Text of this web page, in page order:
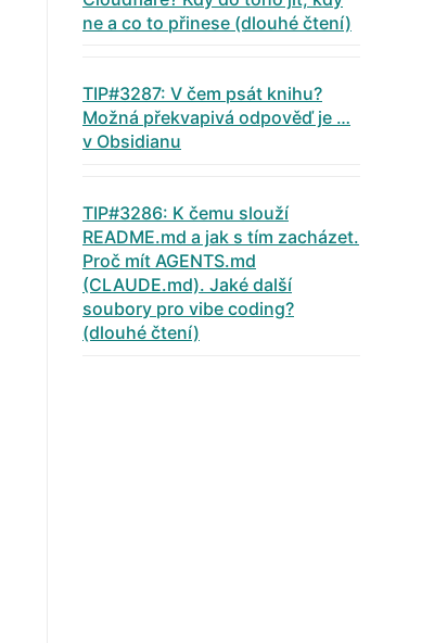
ne a co to přinese (dlouhé čtení)
TIP#3287: V čem psát knihu?
Možná překvapivá odpověď je …
v Obsidianu
TIP#3286: K čemu slouží
README.md a jak s tím zacházet.
Proč mít AGENTS.md
(CLAUDE.md). Jaké další
soubory pro vibe coding?
(dlouhé čtení)